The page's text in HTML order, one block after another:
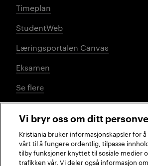
Timeplan
StudentWeb
Læringsportalen Canvas
Eksamen
Se flere
Sosiale medier
Vi bryr oss om ditt
Kristiania bruker informasjonskapsler for
vårt til å fungere ordentlig, tilpasse
tilby funksjoner knyttet til sosiale medier
trafikken vår. Vi deler også informasjon